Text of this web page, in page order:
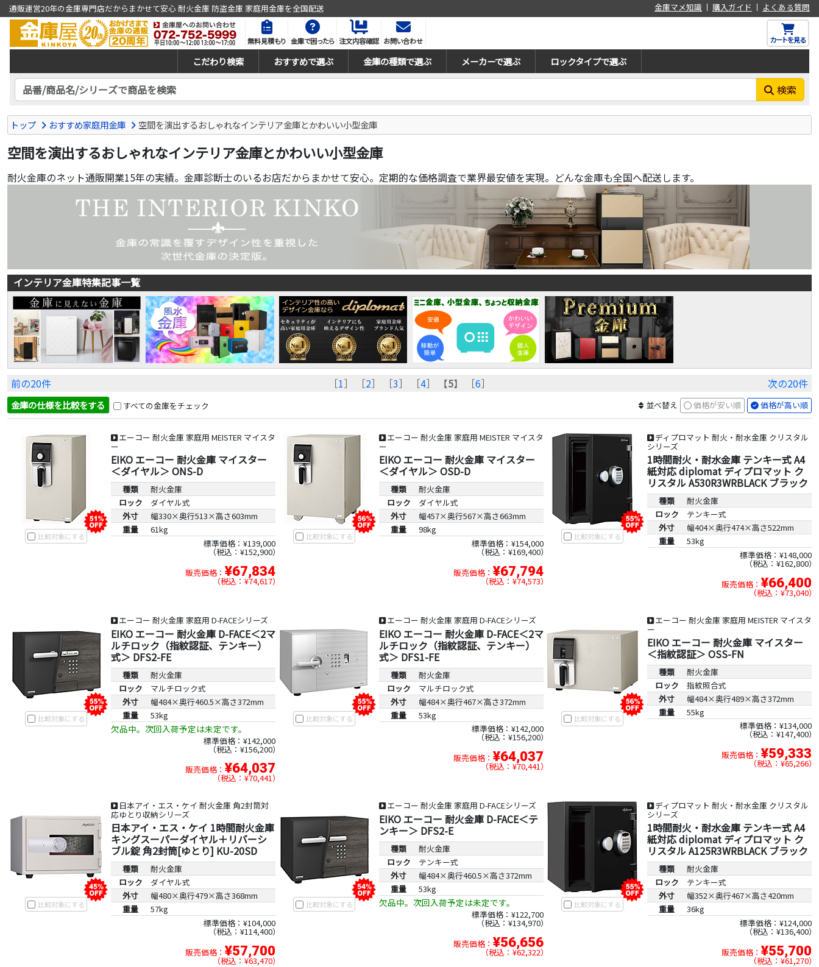
通販運営20年の金庫専門店だからまかせて安心 耐火金庫 防盗金庫 家庭用金庫を全国配送 金庫マメ知識 購入ガイド よくある質問
無料見積もり 金庫で困ったら 注文内容確認 お問い合わせ カートを見る
こだわり検索 おすすめで選ぶ 金庫の種類で選ぶ メーカーで選ぶ ロックタイプで選ぶ
検索
トップ おすすめ家庭用金庫 空間を演出するおしゃれなインテリア金庫とかわいい小型金庫
空間を演出するおしゃれなインテリア金庫とかわいい小型金庫
耐火金庫のネット通販開業15年の実績。金庫診断士のいるお店だからまかせて安心。定期的な価格調査で業界最安値を実現。どんな金庫も全国へ配送します。
インテリア金庫特集記事一覧
前の20件 ［1］ ［2］ ［3］ ［4］ 【5】 ［6］ 次の20件
金庫の仕様を比較をする すべての金庫をチェック 並べ替え 価格が安い順 価格が高い順
比較対象にする
エーコー 耐火金庫 家庭用 MEISTER マイスタ
ー
EIKO エーコー 耐火金庫 マイスター
＜ダイヤル＞ ONS-D
種類
耐火金庫
ロック
ダイヤル式
外寸
幅330×奥行513×高さ603mm
重量
61kg
標準価格：¥139,000
税込：¥152,900
販売価格： ¥67,834
税込：¥74,617
比較対象にする
エーコー 耐火金庫 家庭用 MEISTER マイスタ
ー
EIKO エーコー 耐火金庫 マイスター
＜ダイヤル＞ OSD-D
種類
耐火金庫
ロック
ダイヤル式
外寸
幅457×奥行567×高さ663mm
重量
98kg
標準価格：¥154,000
税込：¥169,400
販売価格： ¥67,794
税込：¥74,573
比較対象にする
ディプロマット 耐火・耐水金庫 クリスタル
シリーズ
1時間耐火・耐水金庫 テンキー式 A4
紙対応 diplomat ディプロマット ク
リスタル A530R3WRBLACK ブラック
種類
耐火金庫
ロック
テンキー式
外寸
幅404×奥行474×高さ522mm
重量
53kg
標準価格：¥148,000
税込：¥162,800
販売価格： ¥66,400
税込：¥73,040
比較対象にする
エーコー 耐火金庫 家庭用 D-FACEシリーズ
EIKO エーコー 耐火金庫 D-FACE＜2マ
ルチロック（指紋認証、テンキー）
式＞ DFS2-FE
種類
耐火金庫
ロック
マルチロック式
外寸
幅484×奥行460.5×高さ372mm
重量
53kg
欠品中。次回入荷予定は未定です。
標準価格：¥142,000
税込：¥156,200
販売価格： ¥64,037
税込：¥70,441
比較対象にする
エーコー 耐火金庫 家庭用 D-FACEシリーズ
EIKO エーコー 耐火金庫 D-FACE＜2マ
ルチロック（指紋認証、テンキー）
式＞ DFS1-FE
種類
耐火金庫
ロック
マルチロック式
外寸
幅484×奥行467×高さ372mm
重量
53kg
標準価格：¥142,000
税込：¥156,200
販売価格： ¥64,037
税込：¥70,441
比較対象にする
エーコー 耐火金庫 家庭用 MEISTER マイスタ
ー
EIKO エーコー 耐火金庫 マイスター
＜指紋認証＞ OSS-FN
種類
耐火金庫
ロック
指紋照合式
外寸
幅484×奥行489×高さ372mm
重量
55kg
標準価格：¥134,000
税込：¥147,400
販売価格： ¥59,333
税込：¥65,266
比較対象にする
日本アイ・エス・ケイ 耐火金庫 角2封筒対
応ゆとり収納シリーズ
日本アイ・エス・ケイ 1時間耐火金庫
キングスーパーダイヤル＋リバーシ
ブル錠 角2封筒[ゆとり] KU-20SD
種類
耐火金庫
ロック
ダイヤル式
外寸
幅480×奥行479×高さ368mm
重量
57kg
標準価格：¥104,000
税込：¥114,400
販売価格： ¥57,700
税込：¥63,470
比較対象にする
エーコー 耐火金庫 家庭用 D-FACEシリーズ
EIKO エーコー 耐火金庫 D-FACE＜テ
ンキー＞ DFS2-E
種類
耐火金庫
ロック
テンキー式
外寸
幅484×奥行460.5×高さ372mm
重量
53kg
欠品中。次回入荷予定は未定です。
標準価格：¥122,700
税込：¥134,970
販売価格： ¥56,656
税込：¥62,322
比較対象にする
ディプロマット 耐火・耐水金庫 クリスタル
シリーズ
1時間耐火・耐水金庫 テンキー式 A4
紙対応 diplomat ディプロマット ク
リスタル A125R3WRBLACK ブラック
種類
耐火金庫
ロック
テンキー式
外寸
幅352×奥行467×高さ420mm
重量
36kg
標準価格：¥124,000
税込：¥136,400
販売価格： ¥55,700
税込：¥61,270